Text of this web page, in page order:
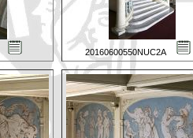
20160600550NUC2A